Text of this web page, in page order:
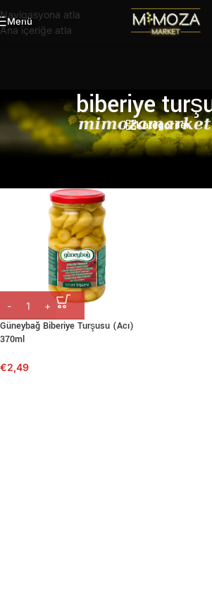
Navigasyona atla
Ana içeriğe atla
Menü
biberiye
Kategoriler
Ana Sayfa/ Ürünler “biberiye turşusu”
Güneybağ Biberiye Turşusu (Acı)
370ml
€2,49